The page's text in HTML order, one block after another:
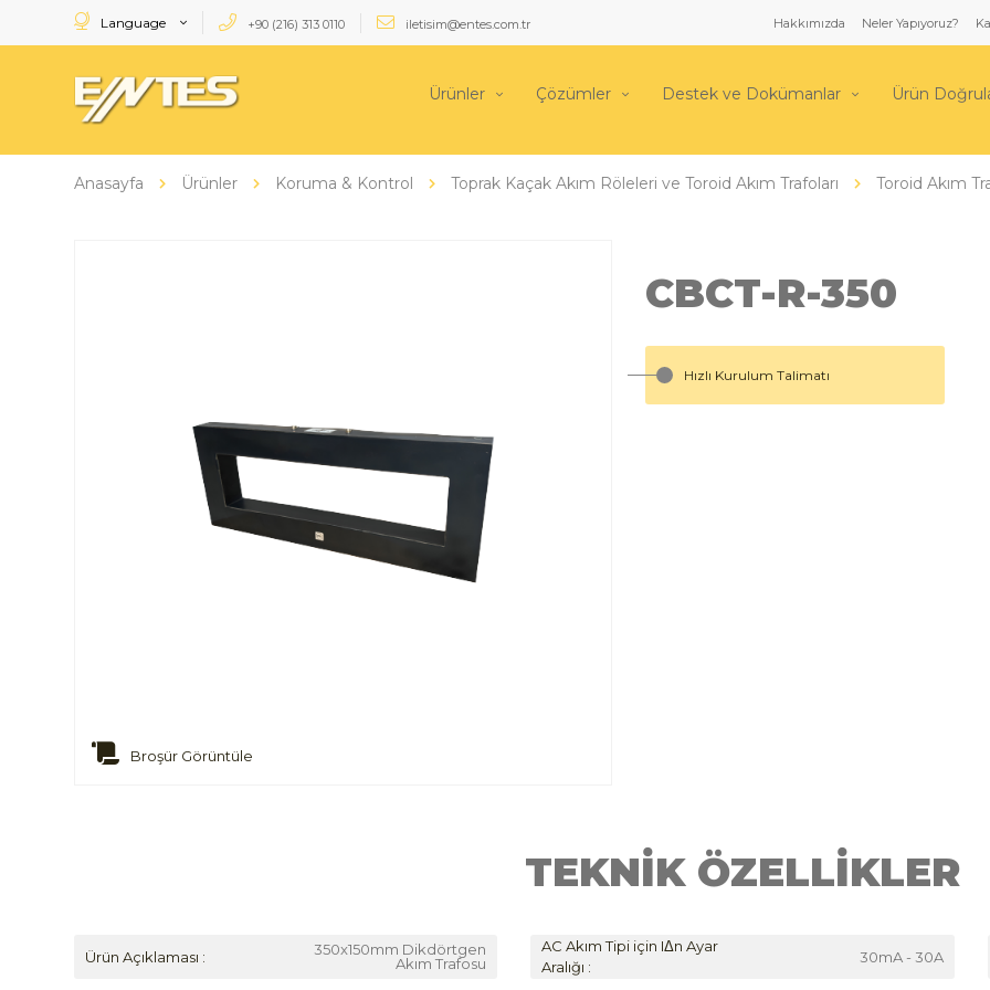
Language +90 (216) 313 0110 iletisim@entes.com.tr Hakkımızda Neler Yapıyoruz?
Ürünler Çözümler Destek ve Dokümanlar Ürün
Anasayfa Ürünler Koruma & Kontrol Toprak Kaçak Akım Röleleri ve Toroid Akım Trafoları Toroid Akım
Broşür Görüntüle
CBCT-R-350
Hızlı Kurulum Talimatı
TEKNİK ÖZELLİKLER
Ürün Açıklaması :
350x150mm Dikdörtgen
Akım Trafosu
AC Akım Tipi için IΔn Ayar
Aralığı :
30mA - 30A